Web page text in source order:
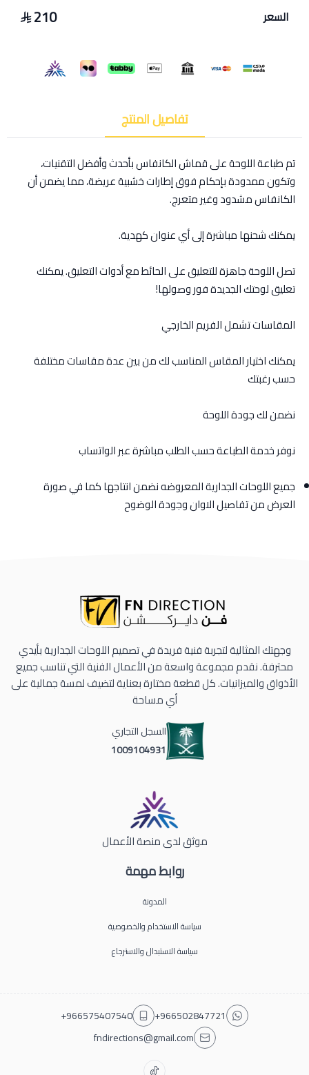
السعر 210
تفاصيل المنتج
تم طباعة اللوحة على قماش الكانفاس بأحدث وأفضل التقنيات،
وتكون ممدودة بإحكام فوق إطارات خشبية عريضة، مما يضمن أن
الكانفاس مشدود وغير متعرج.
يمكنك شحنها مباشرة إلى أي عنوان كهدية.
تصل اللوحة جاهزة للتعليق على الحائط مع أدوات التعليق. يمكنك
تعليق لوحتك الجديدة فور وصولها!
المقاسات تشمل الفريم الخارجي
يمكنك اختيار المقاس المناسب لك من بين عدة مقاسات مختلفة
حسب رغبتك
نضمن لك جودة اللوحة
نوفر خدمة الطباعة حسب الطلب مباشرة عبر الواتساب
جميع اللوحات الجدارية المعروضه نضمن انتاجها كما في صورة
العرض من تفاصيل الاوان وجودة الوضوح
روابط مهمة
المدونة
سياسة الاستخدام والخصوصية
سياسة الاستبدال والاسترجاع
وجهتك المثالية لتجربة فنية فريدة في تصميم اللوحات الجدارية بأيدي
محترفة. نقدم مجموعة واسعة من الأعمال الفنية التي تناسب جميع
الأذواق والميزانيات. كل قطعة مختارة بعناية لتضيف لمسة جمالية على
أي مساحة
السجل التجاري
1009104931
موثق لدى منصة الأعمال
+966502847721
+966575407540
fndirections@gmail.com